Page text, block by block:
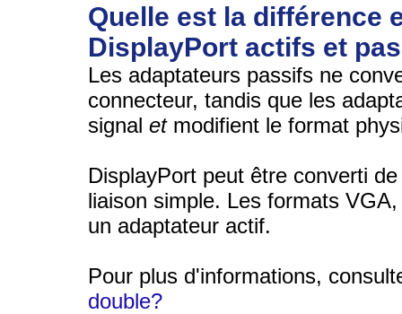
Quelle est la différence
DisplayPort actifs et
Les adaptateurs passifs ne
connecteur, tandis que les
signal etmodifient le format
DisplayPort peut être converti
liaison simple. Les formats
un adaptateur actif.
Pour plus d'informations,
double?